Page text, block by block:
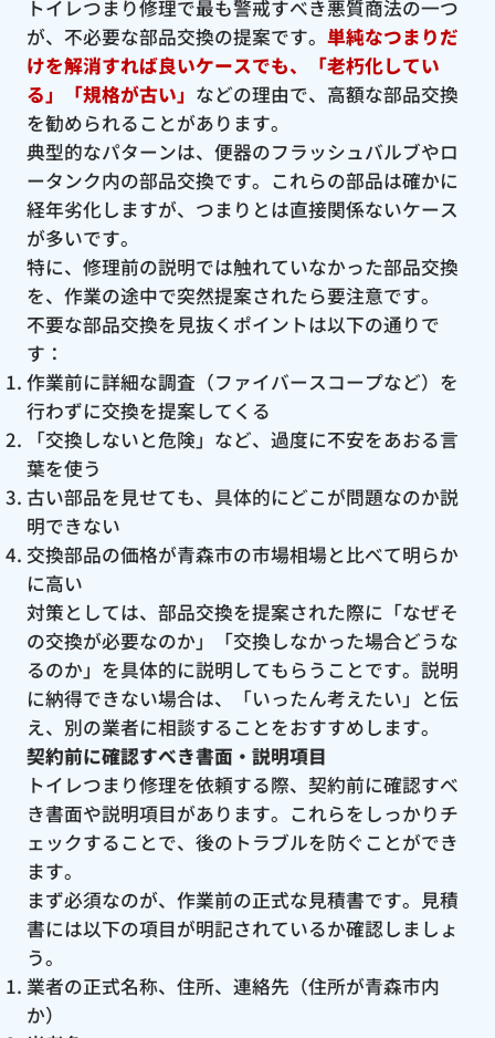
トイレつまり修理で最も警戒すべき悪質商法の一つ
が、不必要な部品交換の提案です。 単純なつまりだ
けを解消すれば良いケースでも、「老朽化してい
る」「規格が古い」 などの理由で、高額な部品交換
を勧められることがあります。
典型的なパターンは、便器のフラッシュバルブやロ
ータンク内の部品交換です。これらの部品は確かに
経年劣化しますが、つまりとは直接関係ないケース
が多いです。
特に、修理前の説明では触れていなかった部品交換
を、作業の途中で突然提案されたら要注意です。
不要な部品交換を見抜くポイントは以下の通りで
す：
作業前に詳細な調査（ファイバースコープなど）を
行わずに交換を提案してくる
「交換しないと危険」など、過度に不安をあおる言
葉を使う
古い部品を見せても、具体的にどこが問題なのか説
明できない
交換部品の価格が青森市の市場相場と比べて明らか
に高い
対策としては、部品交換を提案された際に「なぜそ
の交換が必要なのか」「交換しなかった場合どうな
るのか」を具体的に説明してもらうことです。説明
に納得できない場合は、「いったん考えたい」と伝
え、別の業者に相談することをおすすめします。
契約前に確認すべき書面・説明項目
トイレつまり修理を依頼する際、契約前に確認すべ
き書面や説明項目があります。これらをしっかりチ
ェックすることで、後のトラブルを防ぐことができ
ます。
まず必須なのが、作業前の正式な見積書です。見積
書には以下の項目が明記されているか確認しましょ
う。
業者の正式名称、住所、連絡先（住所が青森市内
か）